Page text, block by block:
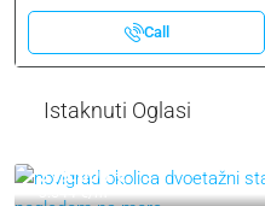
Call
Istaknuti Oglasi
319.000 €
3.544 €